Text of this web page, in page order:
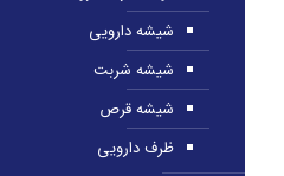
شیشه دارویی
شیشه شربت
شیشه قرص
ظرف دارویی